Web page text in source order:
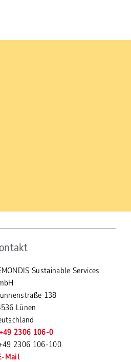
Sustainable Services
138
Lünen
2306 106-0
2306 106-100
Mail